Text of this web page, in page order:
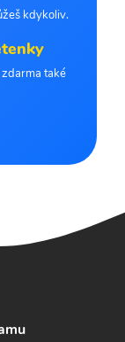
kdykoliv.
také